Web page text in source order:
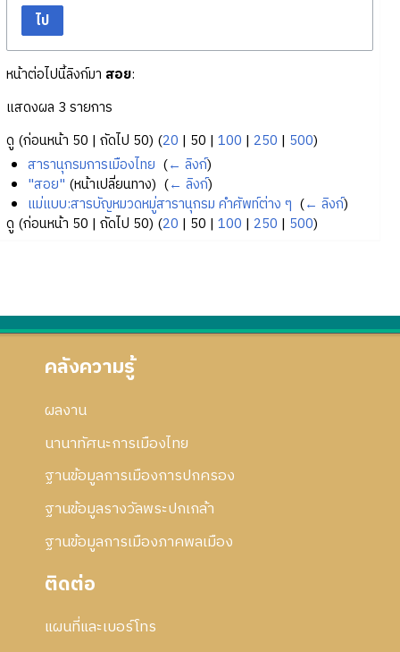
ไป
หน้าต่อไปนี้ลิงก์มา สอย:
แสดงผล 3 รายการ
ดู (ก่อนหน้า 50 | ถัดไป 50) (20 | 50 | 100 | 250 | 500)
สารานุกรมการเมืองไทย (← ลิงก์)
"สอย" (หน้าเปลี่ยนทาง) ‎ (← ลิงก์)
แม่แบบ:สารบัญหมวดหมู่สารานุกรม คำศัพท์ต่าง ๆ (← ลิงก์)
ดู (ก่อนหน้า 50 | ถัดไป 50) (20 | 50 | 100 | 250 | 500)
คลังความรู้
ผลงาน
นานาทัศนะการเมืองไทย
ฐานข้อมูลการเมืองการปกครอง
ฐานข้อมูลรางวัลพระปกเกล้า
ฐานข้อมูลการเมืองภาคพลเมือง
ติดต่อ
แผนที่และเบอร์โทร